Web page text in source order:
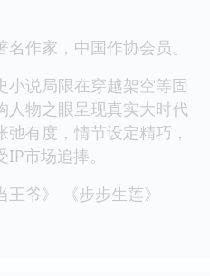
宕起伏的情节，鲜活的人
洞察，将读者带入一个充满
感受那份守护天下安宁的，
作家，中国作协会员。
小说局限在穿越架空等固